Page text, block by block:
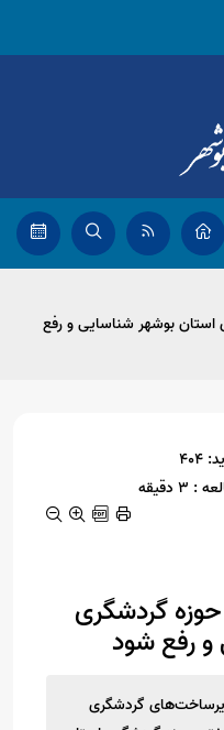
بوشهر شناسایی و رفع
دقیقه
گردشگری
و رفع شود
زیرساخت‌های گردشگری